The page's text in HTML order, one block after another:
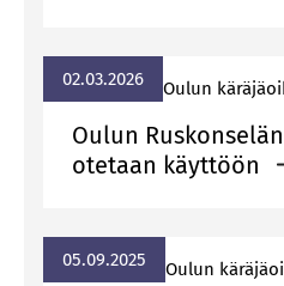
02.03.2026 Ou­lun
Oulun
otetaan käyttöön
05.09.2025 Ou­lun